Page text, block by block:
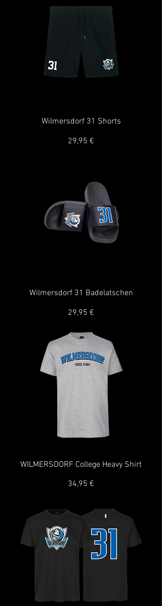
Wilmersdorf 31 Shorts
Preis
29,95 €
Wilmersdorf 31 Badelatschen
Preis
29,95 €
WILMERSDORF College Heavy Shirt
Preis
34,95 €